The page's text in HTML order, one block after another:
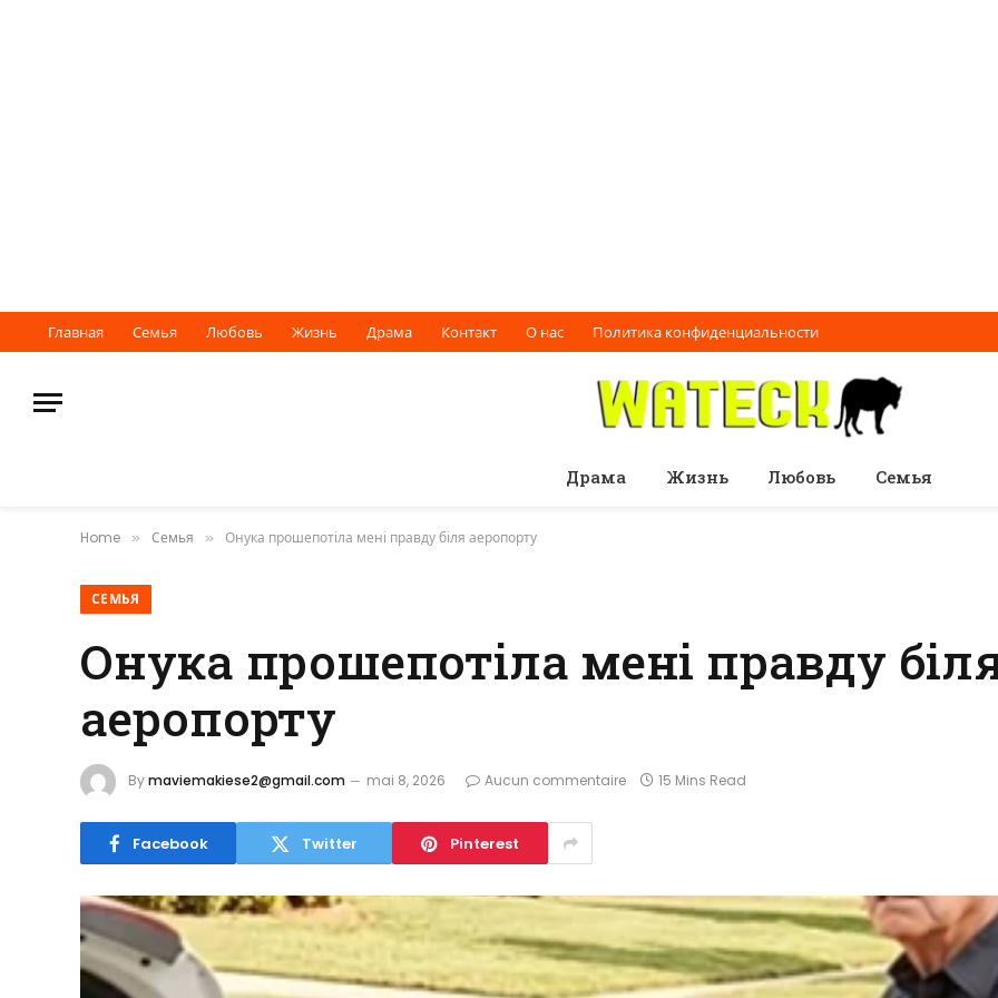
Главная Семья Любовь Жизнь Драма Контакт О нас Политика конфиденциальности
Драма Жизнь Любовь Семья
Home » Семья » Онука прошепотіла мені правду біля аеропорту
СЕМЬЯ
Онука прошепотіла мені правду
аеропорту
Bymaviemakiese2@gmail.com mai 8, 2026 Aucun commentaire 15 Mins Read
Facebook Twitter Pinterest